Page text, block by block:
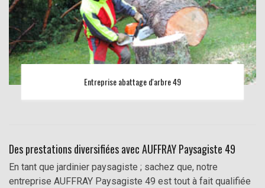
Entreprise abattage d'arbre 49
Des prestations diversifiées avec AUFFRAY Paysagiste 49
En tant que jardinier paysagiste ; sachez que, notre
entreprise AUFFRAY Paysagiste 49 est tout à fait qualifiée